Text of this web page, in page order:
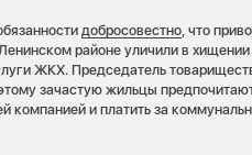
добросовестно, что
районе уличили в хищении
ЖКХ. Председатель
зачастую жильцы
компанией и платить за